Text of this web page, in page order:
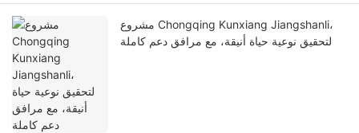
مشروع Chongqing Kunxiang Jiangshanli،
لتحقيق نوعية حياة أنيقة، مع مرافق دعم كاملة